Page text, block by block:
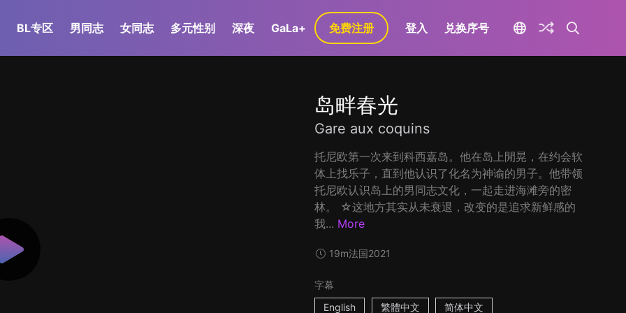
BL专区 男同志 女同志 多元性别 深夜 GaLa+ 免费注册 登入 兑换序号
岛畔春光
Gare aux coquins
托尼欧第一次来到科西嘉岛。他在岛上閒晃，在约会软
体上找乐子，直到他认识了化名为神谕的男子。他带领
托尼欧认识岛上的男同志文化，一起走进海滩旁的密
林。 ☆这地方其实从未衰退，改变的是追求新鲜感的
我... More
19m法国2021
字幕
English
繁體中文 简体中文